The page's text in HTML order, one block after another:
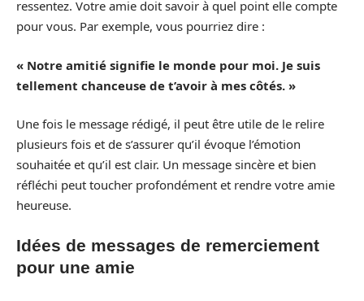
ressentez. Votre amie doit savoir à quel point elle compte
pour vous. Par exemple, vous pourriez dire :
« Notre amitié signifie le monde pour moi. Je suis
tellement chanceuse de t’avoir à mes côtés. »
Une fois le message rédigé, il peut être utile de le relire
plusieurs fois et de s’assurer qu’il évoque l’émotion
souhaitée et qu’il est clair. Un message sincère et bien
réfléchi peut toucher profondément et rendre votre amie
heureuse.
Idées de messages de remerciement
pour une amie